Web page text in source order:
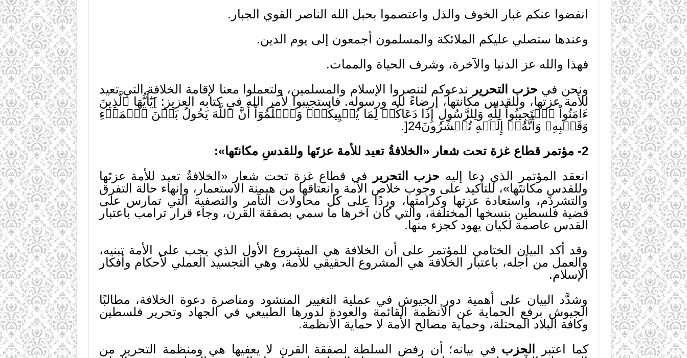
انفضوا عنكم غبار الخوف والذل واعتصموا بحبل الله الناصر القوي الجبار.
وعندها ستصلي عليكم الملائكة والمسلمون أجمعون إلى يوم الدين.
فهذا والله عز الدنيا والآخرة، وشرف الحياة والممات.
ونحن في حزب التحرير ندعوكم لتنصروا الإسلام والمسلمين، ولتعملوا معنا لإقامة الخلافة التي تعيد
للأمة عزتها، وللقدس مكانتها، إرضاءً لله ورسوله. فاستجيبوا لأمر الله في كتابه العزيز: ]يَٰٓأَيُّهَا ٱلَّذِينَ
ءَامَنُواْ ٱسۡتَجِيبُواْ لِلَّهِ وَلِلرَّسُولِ إِذَا دَعَاكُمۡ لِمَا يُحۡيِيكُمۡۖ وَٱعۡلَمُوٓاْ أَنَّ ٱللَّهَ يَحُولُ بَيۡنَ ٱلۡمَرۡءِ
وَقَلۡبِهِۦ وَأَنَّهُۥٓ إِلَيۡهِ تُحۡشَرُونَ24[.
2- مؤتمر قطاع غزة تحت شعار «الخلافةُ تعيد للأمة عزتَها وللقدسِ مكانتَها»:
انعقد المؤتمر الذي دعا إليه حزب التحرير في قطاع غزة تحت شعار «الخلافةُ تعيد للأمة عزتَها
وللقدسِ مكانتَها»، للتأكيد على وجوب خلاص الأمة وانعتاقها من هيمنة الاستعمار، وإنهاء حالة التفرق
والتشرذم، واستعادة عزتها وكرامتها، وردًا على كل محاولات التآمر والتصفية التي تمارس على
قضية فلسطين بنسخها المختلفة، والتي كان آخرها ما سمي بصفقة القرن، وجاء قرار ترامب باعتبار
القدس عاصمة لكيان يهود كجزء منها.
وقد أكد البيان الختامي للمؤتمر على أن الخلافة هي المشروع الأول الذي يجب على الأمة تبنيه،
والعمل من أجله، باعتبار الخلافة هي المشروع الحقيقي للأمة، وهي التجسيد العملي لأحكام وأفكار
الإسلام.
وشدَّد البيان على أهمية دور الجيوش في عملية التغيير المنشود ومناصرة دعوة الخلافة، مطالبًا
الجيوش برفع الحماية عن الأنظمة القائمة والعودة لدورها الطبيعي في الجهاد وتحرير فلسطين
وكافة البلاد المحتلة، وحماية مصالح الأمة لا حماية الأنظمة.
كما اعتبر
الحزب في بيانه؛ أن رفض السلطة لصفقة القرن لا يعفيها هي ومنظمة التحرير من